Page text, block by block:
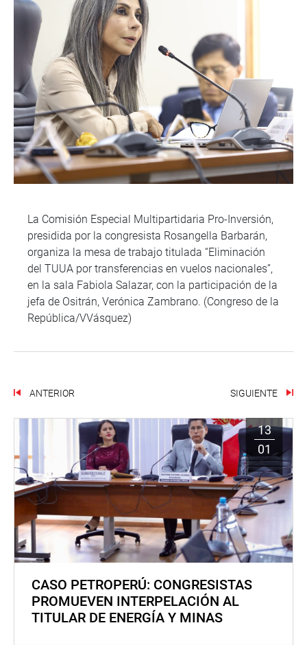
La Comisión Especial Multipartidaria Pro-Inversión,
presidida por la congresista Rosangella Barbarán,
organiza la mesa de trabajo titulada “Eliminación
del TUUA por transferencias en vuelos nacionales”,
en la sala Fabiola Salazar, con la participación de la
jefa de Ositrán, Verónica Zambrano. (Congreso de la
República/VVásquez)
ANTERIOR SIGUIENTE
13
01
CASO PETROPERÚ: CONGRESISTAS
PROMUEVEN INTERPELACIÓN AL
TITULAR DE ENERGÍA Y MINAS